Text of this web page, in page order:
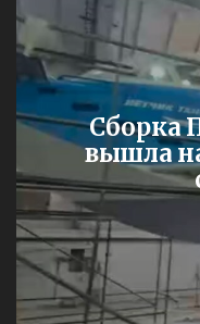
Сборка
вышла